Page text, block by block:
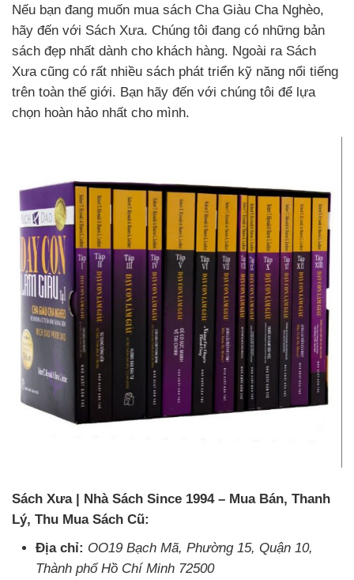
Nếu bạn đang muốn mua sách Cha Giàu Cha Nghèo,
hãy đến với Sách Xưa. Chúng tôi đang có những bản
sách đẹp nhất dành cho khách hàng. Ngoài ra Sách
Xưa cũng có rất nhiều sách phát triển kỹ năng nổi tiếng
trên toàn thế giới. Bạn hãy đến với chúng tôi để lựa
chọn hoàn hảo nhất cho mình.
Sách Xưa | Nhà Sách Since 1994 – Mua Bán, Thanh
Lý, Thu Mua Sách Cũ:
Địa chỉ: OO19 Bạch Mã, Phường 15, Quận 10,
Thành phố Hồ Chí Minh 72500